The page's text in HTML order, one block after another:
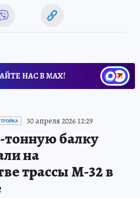
НАС В МАХ!
30 апреля 2026 12:29
балку
на
трассы М-32 в